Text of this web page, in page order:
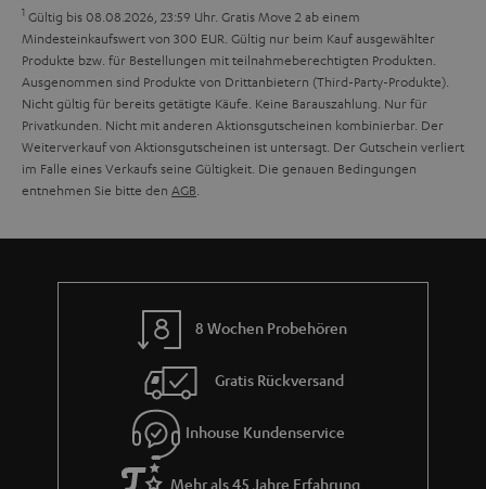
n
t
i
e
1 Gültig bis 08.08.2026, 23:59 Uhr. Gratis Move 2 ab einem
Mindesteinkaufswert von 300 EUR. Gültig nur beim Kauf ausgewählter
Produkte bzw. für Bestellungen mit teilnahmeberechtigten Produkten.
Ausgenommen sind Produkte von Drittanbietern (Third-Party-Produkte).
Nicht gültig für bereits getätigte Käufe. Keine Barauszahlung. Nur für
Privatkunden. Nicht mit anderen Aktionsgutscheinen kombinierbar. Der
Weiterverkauf von Aktionsgutscheinen ist untersagt. Der Gutschein verliert
im Falle eines Verkaufs seine Gültigkeit. Die genauen Bedingungen
entnehmen Sie bitte den AGB
8 Wochen Probehören
Gratis Rückversand
Inhouse Kundenservice
Mehr als 45 Jahre Erfahrung